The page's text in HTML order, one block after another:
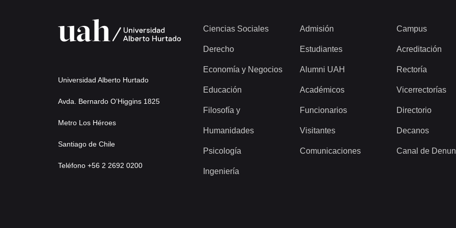
Universidad Alberto Hurtado
Avda. Bernardo O’Higgins 1825
Metro Los Héroes
Santiago de Chile
Teléfono +56 2 2692 0200
Ciencias Sociales
Derecho
Economía y Negocios
Educación
Filosofía y
Humanidades
Psicología
Ingeniería
Admisión
Estudiantes
Alumni UAH
Académicos
Funcionarios
Visitantes
Comunicaciones
Campus
Acreditación
Rectoría
Vicerrectorías
Directorio
Decanos
Canal de